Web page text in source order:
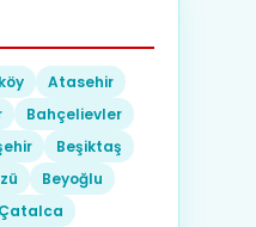
Atasehir
Bahçelievler
Beşiktaş
Beyoğlu
Çatalca